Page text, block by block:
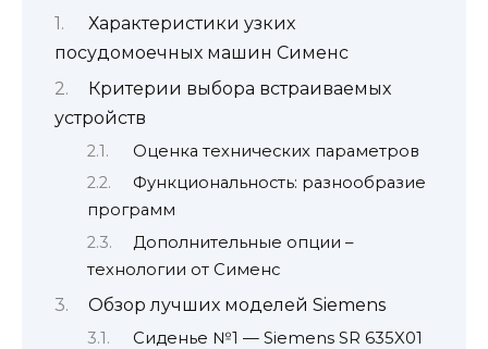
Характеристики узких
посудомоечных машин Сименс
Критерии выбора встраиваемых
устройств
Оценка технических параметров
Функциональность: разнообразие
программ
Дополнительные опции –
технологии от Сименс
Обзор лучших моделей Siemens
Сиденье №1 — Siemens SR 635X01